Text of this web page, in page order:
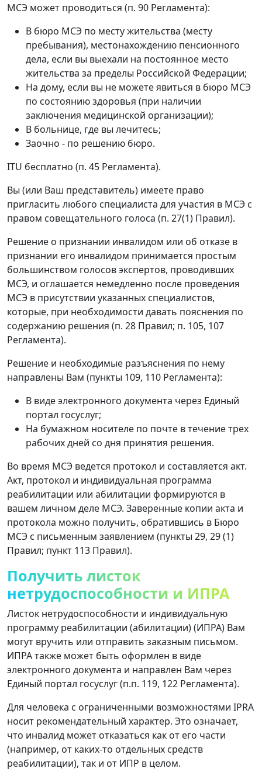
МСЭ может проводиться (п. 90 Регламента):
В бюро МСЭ по месту жительства (месту
пребывания), местонахождению пенсионного
дела, если вы выехали на постоянное место
жительства за пределы Российской Федерации;
На дому, если вы не можете явиться в бюро МСЭ
по состоянию здоровья (при наличии
заключения медицинской организации);
В больнице, где вы лечитесь;
Заочно - по решению бюро.
ITU бесплатно (п. 45 Регламента).
Вы (или Ваш представитель) имеете право
пригласить любого специалиста для участия в МСЭ с
правом совещательного голоса (п. 27(1) Правил).
Решение о признании инвалидом или об отказе в
признании его инвалидом принимается простым
большинством голосов экспертов, проводивших
МСЭ, и оглашается немедленно после проведения
МСЭ в присутствии указанных специалистов,
которые, при необходимости давать пояснения по
содержанию решения (п. 28 Правил; п. 105, 107
Регламента).
Решение и необходимые разъяснения по нему
направлены Вам (пункты 109, 110 Регламента):
В виде электронного документа через Единый
портал госуслуг;
На бумажном носителе по почте в течение трех
рабочих дней со дня принятия решения.
Во время МСЭ ведется протокол и составляется акт.
Акт, протокол и индивидуальная программа
реабилитации или абилитации формируются в
вашем личном деле МСЭ. Заверенные копии акта и
протокола можно получить, обратившись в Бюро
МСЭ с письменным заявлением (пункты 29, 29 (1)
Правил; пункт 113 Правил).
Получить листок
нетрудоспособности и ИПРА
Листок нетрудоспособности и индивидуальную
программу реабилитации (абилитации) (ИПРА) Вам
могут вручить или отправить заказным письмом.
ИПРА также может быть оформлен в виде
электронного документа и направлен Вам через
Единый портал госуслуг (п.п. 119, 122 Регламента).
Для человека с ограниченными возможностями IPRA
носит рекомендательный характер. Это означает,
что инвалид может отказаться как от его части
(например, от каких-то отдельных средств
реабилитации), так и от ИПР в целом.